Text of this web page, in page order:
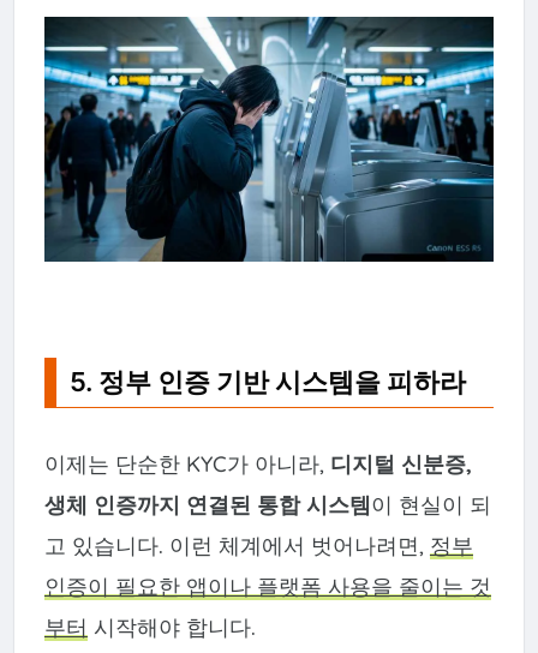
5. 정부 인증 기반 시스템을 피하라
이제는 단순한 KYC가 아니라, 디지털 신분증,
생체 인증까지 연결된 통합 시스템이 현실이 되
고 있습니다. 이런 체계에서 벗어나려면, 정부
인증이 필요한 앱이나 플랫폼 사용을 줄이는 것
부터 시작해야 합니다.